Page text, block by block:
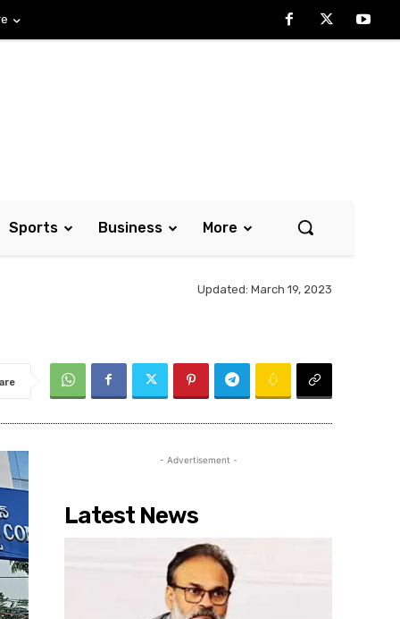
Sports Business More
Updated: March 19, 2023
- Advertisement -
Latest News